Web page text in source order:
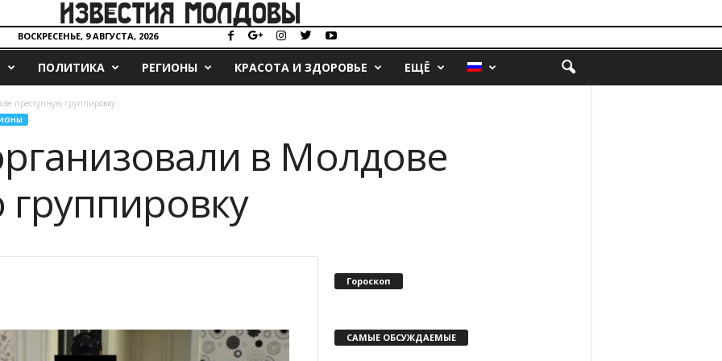
ВОСКРЕСЕНЬЕ, 9 АВГУСТА, 2026
ПОЛИТИКА РЕГИОНЫ КРАСОТА И ЗДОРОВЬЕ ЕЩЁ
преступную группировку
в Молдове
Гороскоп
САМЫЕ ОБСУЖДАЕМЫЕ